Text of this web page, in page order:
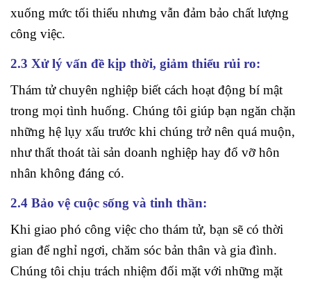
xuống mức tối thiểu nhưng vẫn đảm bảo chất lượng
công việc.
2.3 Xử lý vấn đề kịp thời, giảm thiểu rủi ro:
Thám tử chuyên nghiệp biết cách hoạt động bí mật
trong mọi tình huống. Chúng tôi giúp bạn ngăn chặn
những hệ lụy xấu trước khi chúng trở nên quá muộn,
như thất thoát tài sản doanh nghiệp hay đổ vỡ hôn
nhân không đáng có.
2.4 Bảo vệ cuộc sống và tinh thần:
Khi giao phó công việc cho thám tử, bạn sẽ có thời
gian để nghỉ ngơi, chăm sóc bản thân và gia đình.
Chúng tôi chịu trách nhiệm đối mặt với những mặt